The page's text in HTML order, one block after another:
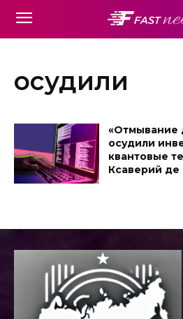
осудили
осудили
квантовые
Ксаверий де